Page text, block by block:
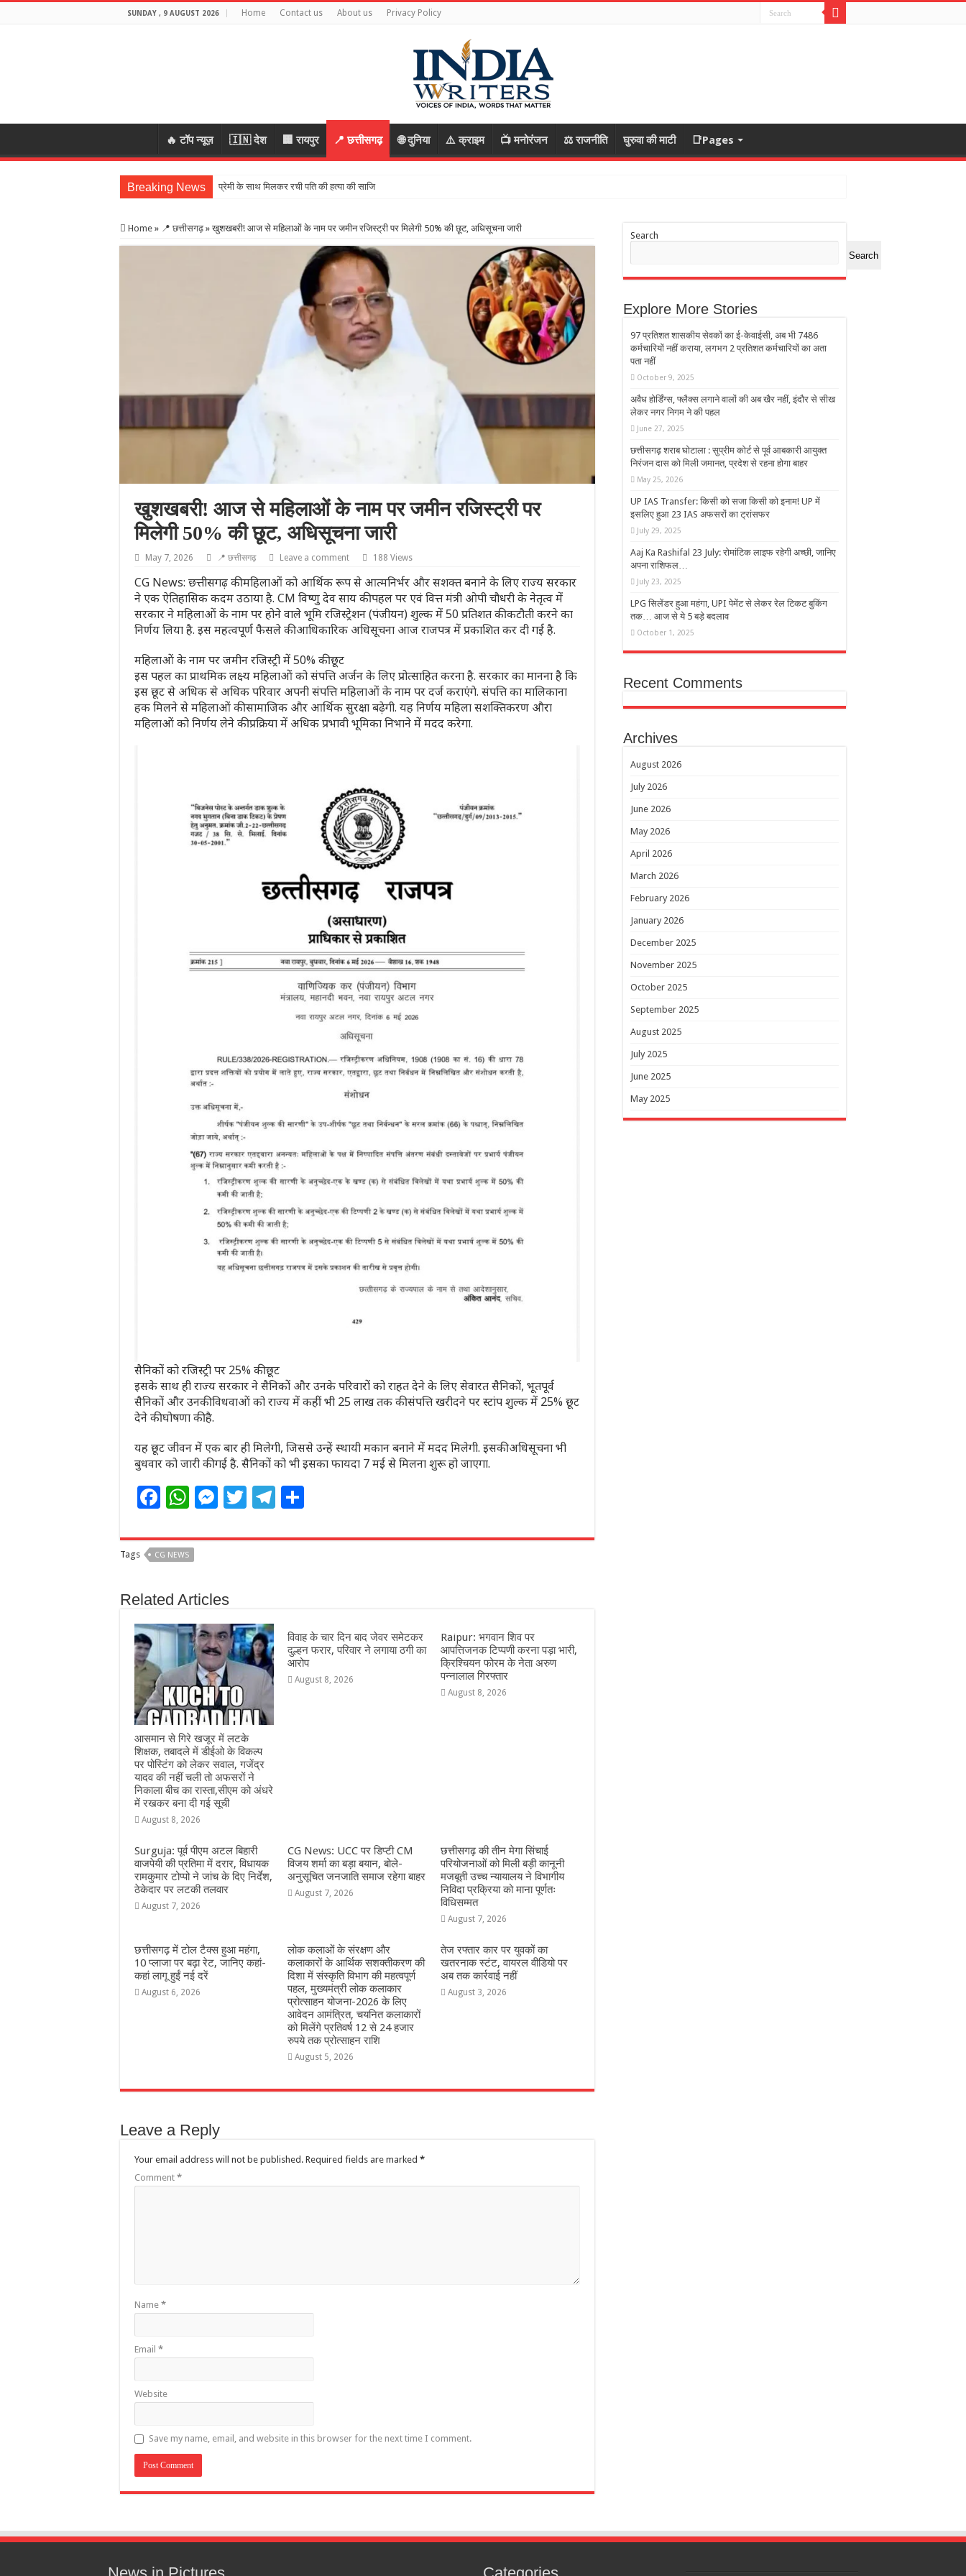
SUNDAY , 9 AUGUST 2026 Home Contact us About us Privacy Policy
🔥 टॉप न्यूज़ 🇮🇳 देश 🏢 रायपुर 📍 छत्तीसगढ़ 🌐 दुनिया ⚠️ क्राइम 📺 मनोरंजन ⚖️ राजनीति घुरुवा की माटी 📑Pages
Breaking News
Home » 📍 छत्तीसगढ़ » खुशखबरी! आज से महिलाओं के नाम पर जमीन रजिस्ट्री पर मिलेगी 50% की छूट, अधिसूचना जारी
खुशखबरी! आज से महिलाओं के नाम पर जमीन रजिस्ट्री पर
मिलेगी 50% की छूट, अधिसूचना जारी
May 7, 2026 📍 छत्तीसगढ़ Leave a comment 188 Views
CG News: छत्तीसगढ़ की महिलाओं को आर्थिक रूप से आत्मनिर्भर और सशक्त बनाने के लिए राज्य सरकार
ने एक ऐतिहासिक कदम उठाया है. CM विष्णु देव साय की पहल पर एवं वित्त मंत्री ओपी चौधरी के नेतृत्व में
सरकार ने महिलाओं के नाम पर होने वाले भूमि रजिस्ट्रेशन (पंजीयन) शुल्क में 50 प्रतिशत की कटौती करने का
निर्णय लिया है. इस महत्वपूर्ण फैसले की आधिकारिक अधिसूचना आज राजपत्र में प्रकाशित कर दी गई है.
महिलाओं के नाम पर जमीन रजिस्ट्री में 50% की छूट
इस पहल का प्राथमिक लक्ष्य महिलाओं को संपत्ति अर्जन के लिए प्रोत्साहित करना है. सरकार का मानना है कि
इस छूट से अधिक से अधिक परिवार अपनी संपत्ति महिलाओं के नाम पर दर्ज कराएंगे. संपत्ति का मालिकाना
हक मिलने से महिलाओं की सामाजिक और आर्थिक सुरक्षा बढ़ेगी. यह निर्णय महिला सशक्तिकरण औरा
महिलाओं को निर्णय लेने की प्रक्रिया में अधिक प्रभावी भूमिका निभाने में मदद करेगा.
सैनिकों को रजिस्ट्री पर 25% की छूट
इसके साथ ही राज्य सरकार ने सैनिकों और उनके परिवारों को राहत देने के लिए सेवारत सैनिकों, भूतपूर्व
सैनिकों और उनकी विधवाओं को राज्य में कहीं भी 25 लाख तक की संपत्ति खरीदने पर स्टांप शुल्क में 25% छूट
देने की घोषणा की है.
यह छूट जीवन में एक बार ही मिलेगी, जिससे उन्हें स्थायी मकान बनाने में मदद मिलेगी. इसकी अधिसूचना भी
बुधवार को जारी की गई है. सैनिकों को भी इसका फायदा 7 मई से मिलना शुरू हो जाएगा.
F
c
e
b
o
o
k
W
at
s
A
p
p
M
ss
n
g
e
r
T
itt
T
e ar
Tags CG NEWS
Related Articles
आसमान से गिरे खजूर में लटके
शिक्षक, तबादले में डीईओ के विकल्प
पर पोस्टिंग को लेकर सवाल, गजेंद्र
यादव की नहीं चली तो अफसरों ने
निकाला बीच का रास्ता,सीएम को अंधरे
में रखकर बना दी गई सूची
August 8, 2026
विवाह के चार दिन बाद जेवर समेटकर
दुल्हन फरार, परिवार ने लगाया ठगी का
आरोप
August 8, 2026
Raipur: भगवान शिव पर
आपत्तिजनक टिप्पणी करना पड़ा भारी,
क्रिश्चियन फोरम के नेता अरुण
पन्नालाल गिरफ्तार
August 8, 2026
Surguja: पूर्व पीएम अटल बिहारी
वाजपेयी की प्रतिमा में दरार, विधायक
रामकुमार टोप्पो ने जांच के दिए निर्देश,
ठेकेदार पर लटकी तलवार
August 7, 2026
CG News: UCC पर डिप्टी CM
विजय शर्मा का बड़ा बयान, बोले-
अनुसूचित जनजाति समाज रहेगा बाहर
August 7, 2026
छत्तीसगढ़ की तीन मेगा सिंचाई
परियोजनाओं को मिली बड़ी कानूनी
मजबूती उच्च न्यायालय ने विभागीय
निविदा प्रक्रिया को माना पूर्णतः
विधिसम्मत
August 7, 2026
छत्तीसगढ़ में टोल टैक्स हुआ महंगा,
10 प्लाजा पर बढ़ा रेट, जानिए कहां-
कहां लागू हुईं नई दरें
August 6, 2026
लोक कलाओं के संरक्षण और
कलाकारों के आर्थिक सशक्तीकरण की
दिशा में संस्कृति विभाग की महत्वपूर्ण
पहल, मुख्यमंत्री लोक कलाकार
प्रोत्साहन योजना-2026 के लिए
आवेदन आमंत्रित, चयनित कलाकारों
को मिलेंगे प्रतिवर्ष 12 से 24 हजार
रुपये तक प्रोत्साहन राशि
August 5, 2026
तेज रफ्तार कार पर युवकों का
खतरनाक स्टंट, वायरल वीडियो पर
अब तक कार्रवाई नहीं
August 3, 2026
Leave a Reply
Your email address will not be published. Required fields are marked *
Comment *
Name *
Email *
Website
Save my name, email, and website in this browser for the next time I comment.
Search
Search
Explore More Stories
97 प्रतिशत शासकीय सेवकों का ई-केवाईसी, अब भी 7486
कर्मचारियों नहीं कराया, लगभग 2 प्रतिशत कर्मचारियों का अता
पता नहीं
October 9, 2025
अवैध होर्डिंग्स, फ्लैक्स लगाने वालों की अब खैर नहीं, इंदौर से सीख
लेकर नगर निगम ने की पहल
June 27, 2025
छत्तीसगढ़ शराब घोटाला : सुप्रीम कोर्ट से पूर्व आबकारी आयुक्त
निरंजन दास को मिली जमानत, प्रदेश से रहना होगा बाहर
May 25, 2026
UP IAS Transfer: किसी को सजा किसी को इनाम! UP में
इसलिए हुआ 23 IAS अफसरों का ट्रांसफर
July 29, 2025
Aaj Ka Rashifal 23 July: रोमांटिक लाइफ रहेगी अच्छी, जानिए
अपना राशिफल…
July 23, 2025
LPG सिलेंडर हुआ महंगा, UPI पेमेंट से लेकर रेल टिकट बुकिंग
तक… आज से ये 5 बड़े बदलाव
October 1, 2025
Recent Comments
Archives
August 2026
July 2026
June 2026
May 2026
April 2026
March 2026
February 2026
January 2026
December 2025
November 2025
October 2025
September 2025
August 2025
July 2025
June 2025
May 2025